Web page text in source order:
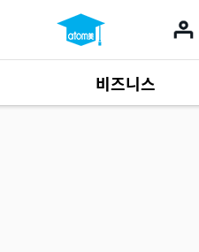
비즈니스
사업 자료164